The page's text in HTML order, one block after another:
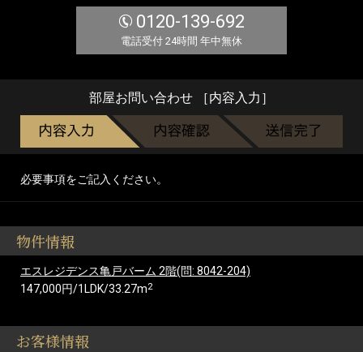
0120-139-692
電話受付 24時間 年中無休
部屋お問い合わせ ［内容入力］
必要事項をご記入ください。
物件情報
エスレジデンス亀戸バーム 2階(問: 8042-204)
147,000円/1LDK/33.27m2
お客様情報